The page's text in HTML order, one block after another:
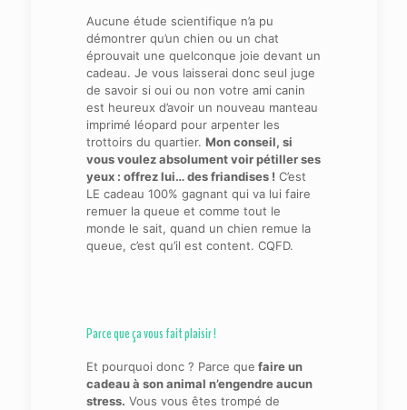
Aucune étude scientifique n’a pu
démontrer qu’un chien ou un chat
éprouvait une quelconque joie devant un
cadeau. Je vous laisserai donc seul juge
de savoir si oui ou non votre ami canin
est heureux d’avoir un nouveau manteau
imprimé léopard pour arpenter les
trottoirs du quartier. Mon conseil, si
vous voulez absolument voir pétiller ses
yeux : offrez lui… des friandises ! C’est
LE cadeau 100% gagnant qui va lui faire
remuer la queue et comme tout le
monde le sait, quand un chien remue la
queue, c’est qu’il est content. CQFD.
Parce que ça vous fait plaisir !
Et pourquoi donc ? Parce que faire un
cadeau à son animal n’engendre aucun
stress. Vous vous êtes trompé de